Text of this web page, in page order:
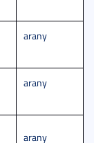
arany
arany
arany